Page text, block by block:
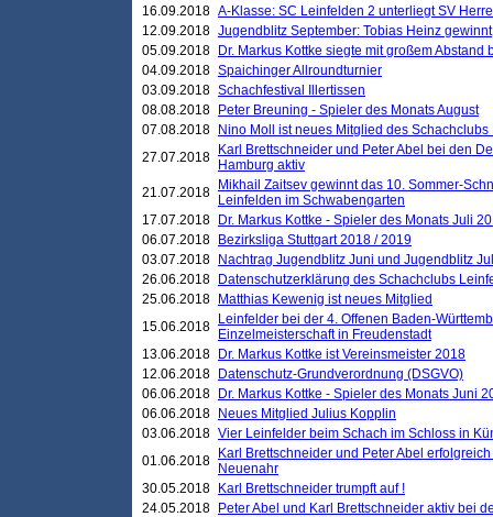
16.09.2018 A-Klasse: SC Leinfelden 2 unterliegt SV
12.09.2018 Jugendblitz September: Tobias Heinz gewinnt
05.09.2018
Dr. Markus Kottke siegte mit großem
04.09.2018 Spaichinger Allroundturnier
03.09.2018 Schachfestival Illertissen
08.08.2018
Peter Breuning - Spieler des Monats August
07.08.2018
Nino Moll ist neues Mitglied des
27.07.2018
Karl Brettschneider und Peter Abel bei den
Hamburg aktiv
21.07.2018
Mikhail Zaitsev gewinnt das 10. Sommer-
Leinfelden im Schwabengarten
17.07.2018
Dr. Markus Kottke - Spieler des Monats Juli
06.07.2018
Bezirksliga Stuttgart 2018 / 2019
03.07.2018
Nachtrag Jugendblitz Juni und Jugendblitz
26.06.2018
Datenschutzerklärung des Schachclubs
25.06.2018
Matthias Kewenig ist neues Mitglied
15.06.2018
Leinfelder bei der 4. Offenen Baden-
Einzelmeisterschaft in Freudenstadt
13.06.2018
Dr. Markus Kottke ist Vereinsmeister 2018
12.06.2018
Datenschutz-Grundverordnung (DSGVO)
06.06.2018
Dr. Markus Kottke - Spieler des Monats Juni
06.06.2018
Neues Mitglied Julius Kopplin
03.06.2018 Vier Leinfelder beim Schach im Schloss in
01.06.2018
Karl Brettschneider und Peter Abel
Neuenahr
30.05.2018
Karl Brettschneider trumpft auf !
24.05.2018
Peter Abel und Karl Brettschneider aktiv bei